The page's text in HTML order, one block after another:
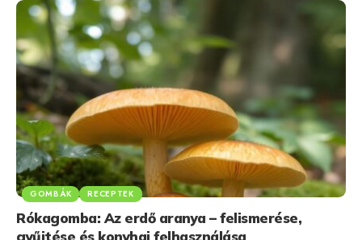
GOMBÁK RECEPTEK
Rókagomba: Az erdő aranya – felismerése,
gyűjtése és konyhai felhasználása